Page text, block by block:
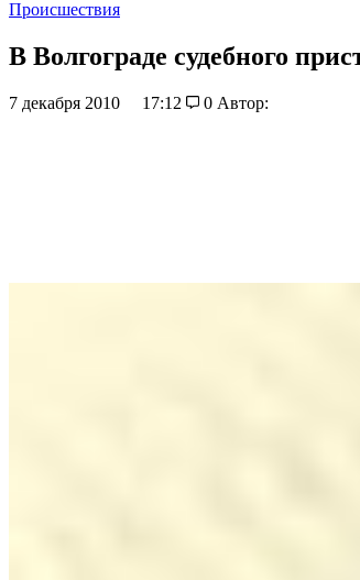
Происшествия
В Волгограде судебного
7 декабря 2010 17:12 0 Автор: